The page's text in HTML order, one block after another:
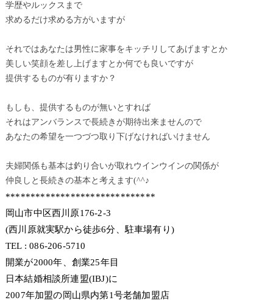
学歴やルックスまで
求めるだけ求める方がいますが
それではあなたは男性に家事をキッチリしてあげますとか
美しい笑顔を差し上げますとか何でも良いですが
提供するものが有りますか？
もしも、提供するものが無いとすれば
それはアンバランスで長続きが期待出来ませんので
あなたの希望を一つづつ取り下げなければいけません
夫婦関係も基本は釣り合いが取れウインウインの関係が
仲良しと長続きの基本と考えます(^^♪
******************************
岡山市中区西川原176-2-3
(西川原就実駅から徒歩6分、駐車場有り)
TEL : 086-206-5710
開業が2000年、創業25年目
日本結婚相談所連盟(IBJ)に
2007年加盟の岡山県内第1号老舗加盟店